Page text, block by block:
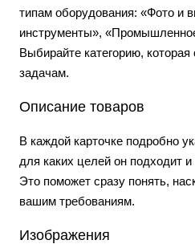
типам оборудования: «Фото и
инструменты»,
Выбирайте категорию,
задачам.
Описание товаров
В каждой карточке подробно
для каких целей он подходит и
Это поможет сразу понять,
вашим требованиям.
Изображения